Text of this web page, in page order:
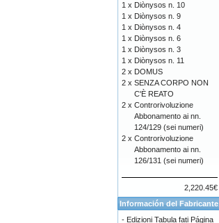
1 x Diònysos n. 10
1 x Diònysos n. 9
1 x Diònysos n. 4
1 x Diònysos n. 6
1 x Diònysos n. 3
1 x Diònysos n. 11
2 x DOMUS
2 x SENZA CORPO NON
C'È REATO
2 x Controrivoluzione
Abbonamento ai nn.
124/129 (sei numeri)
2 x Controrivoluzione
Abbonamento ai nn.
126/131 (sei numeri)
2,220.45€
Información del Fabricante
- Edizioni Tabula fati Página